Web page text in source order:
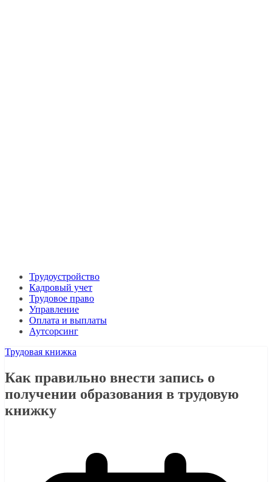
Трудоустройство
Кадровый учет
Трудовое право
Управление
Оплата и выплаты
Аутсорсинг
Трудовая книжка
Как правильно внести запись о
получении образования в трудовую
книжку